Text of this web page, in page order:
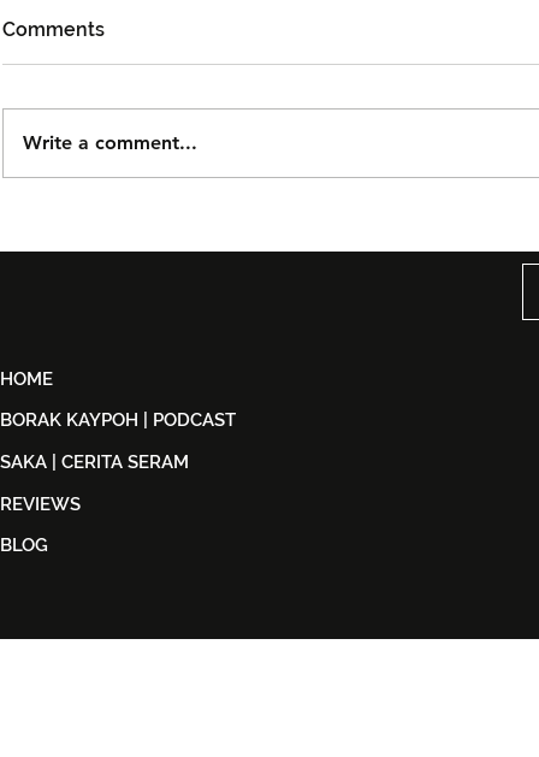
Dijual
Comments
Write a comment...
HOME
BORAK KAYPOH | PODCAST
SAKA | CERITA SERAM
REVIEWS
BLOG